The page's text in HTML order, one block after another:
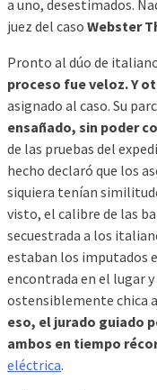
a uno, desestimados.
juez del caso Webster
Pronto al dúo de
proceso fue veloz. Y
asignado al caso. Su
ensañado, sin poder
de las pruebas del
hecho declaró que los
siquiera tenían
visto, el calibre de las
secuestrada a los
estaban los imputados
encontrada en el lugar
ostensiblemente chica
eso, el jurado guiado
ambos en tiempo
eléctrica.